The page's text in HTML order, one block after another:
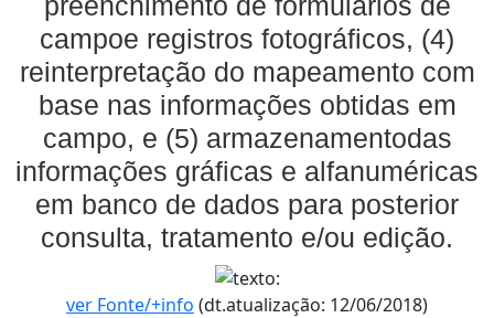
campoe registros fotográficos, (4)
reinterpretação do mapeamento com
base nas informações obtidas em
campo, e (5) armazenamentodas
informações gráficas e alfanuméricas
em banco de dados para posterior
consulta, tratamento e/ou edição.
ver Fonte/+info (dt.atualização: 12/06/2018)